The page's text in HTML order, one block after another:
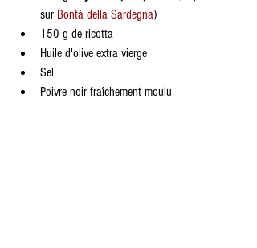
sur Bontà della Sardegna)
150 g de ricotta
Huile d'olive extra vierge
Sel
Poivre noir fraîchement moulu